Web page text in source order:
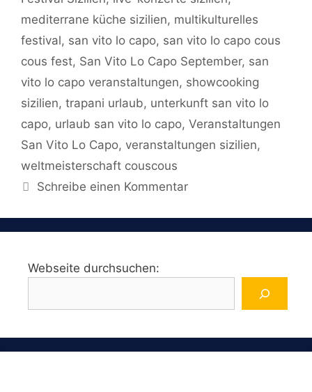
mediterrane küche sizilien, multikulturelles
festival, san vito lo capo, san vito lo capo cous
cous fest, San Vito Lo Capo September, san
vito lo capo veranstaltungen, showcooking
sizilien, trapani urlaub, unterkunft san vito lo
capo, urlaub san vito lo capo, Veranstaltungen
San Vito Lo Capo, veranstaltungen sizilien,
weltmeisterschaft couscous
Schreibe einen Kommentar
Webseite durchsuchen: